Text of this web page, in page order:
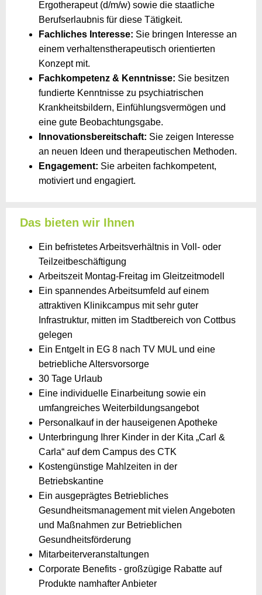
Ergotherapeut (d/m/w) sowie die staatliche
Berufserlaubnis für diese Tätigkeit.
Fachliches Interesse: Sie bringen Interesse an
einem verhaltenstherapeutisch orientierten
Konzept mit.
Fachkompetenz & Kenntnisse: Sie besitzen
fundierte Kenntnisse zu psychiatrischen
Krankheitsbildern, Einfühlungsvermögen und
eine gute Beobachtungsgabe.
Innovationsbereitschaft: Sie zeigen Interesse
an neuen Ideen und therapeutischen Methoden.
Engagement: Sie arbeiten fachkompetent,
motiviert und engagiert.
Das bieten wir Ihnen
Ein befristetes Arbeitsverhältnis in Voll- oder
Teilzeitbeschäftigung
Arbeitszeit Montag-Freitag im Gleitzeitmodell
Ein spannendes Arbeitsumfeld auf einem
attraktiven Klinikcampus mit sehr guter
Infrastruktur, mitten im Stadtbereich von Cottbus
gelegen
Ein Entgelt in EG 8 nach TV MUL und eine
betriebliche Altersvorsorge
30 Tage Urlaub
Eine individuelle Einarbeitung sowie ein
umfangreiches Weiterbildungsangebot
Personalkauf in der hauseigenen Apotheke
Unterbringung Ihrer Kinder in der Kita „Carl &
Carla“ auf dem Campus des CTK
Kostengünstige Mahlzeiten in der
Betriebskantine
Ein ausgeprägtes Betriebliches
Gesundheitsmanagement mit vielen Angeboten
und Maßnahmen zur Betrieblichen
Gesundheitsförderung
Mitarbeiterveranstaltungen
Corporate Benefits - großzügige Rabatte auf
Produkte namhafter Anbieter